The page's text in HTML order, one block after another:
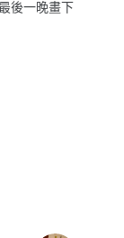
後一晚畫下